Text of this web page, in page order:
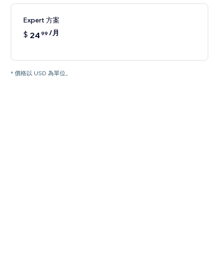
Expert 方案
$ 24 99 /月
* 價格以 USD 為單位。